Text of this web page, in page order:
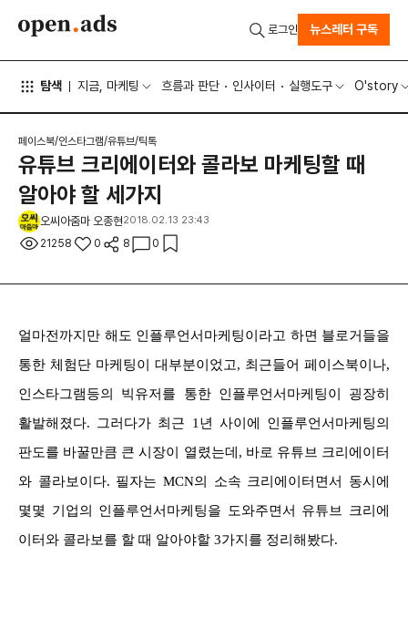
탐색 지금, 마케팅 흐름과 판단 인사이터 실행도구 O'story
로그인 뉴스레터 구독
페이스북/인스타그램/유튜브/틱톡
유튜브 크리에이터와 콜라보 마케팅할 때
알아야 할 세가지
오씨아줌마 오종현2018.02.13 23:43
21258 0 8 0
얼마전까지만 해도 인플루언서마케팅이라고 하면 블로거들을
통한 체험단 마케팅이 대부분이었고, 최근들어 페이스북이나,
인스타그램등의 빅유저를 통한 인플루언서마케팅이 굉장히
활발해졌다. 그러다가 최근 1년 사이에 인플루언서마케팅의
판도를 바꿀만큼 큰 시장이 열렸는데, 바로 유튜브 크리에이터
와 콜라보이다. 필자는 MCN의 소속 크리에이터면서 동시에
몇몇 기업의 인플루언서마케팅을 도와주면서 유튜브 크리에
이터와 콜라보를 할 때 알아야할 3가지를 정리해봤다.